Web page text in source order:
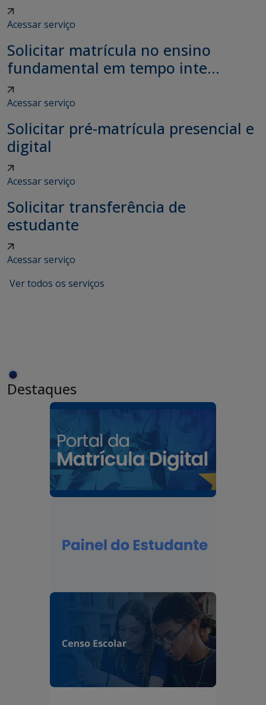
Acessar serviço
Solicitar matrícula no ensino
fundamental em tempo inte...
Acessar serviço
Solicitar pré-matrícula presencial e
digital
Acessar serviço
Solicitar transferência de
estudante
Acessar serviço
Ver todos os serviços
Destaques